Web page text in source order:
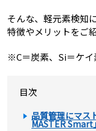
そんな、軽元素検知
特徴やメリットをご
※C＝炭素、Si＝ケイ
目次
品質管理にマス
MASTER Smart